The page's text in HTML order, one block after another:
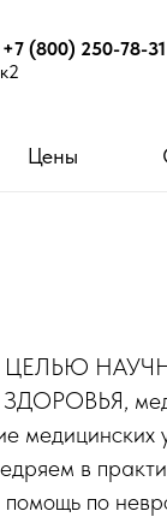
+7 (800) 250-78-31
Цены
медицинских
в
по